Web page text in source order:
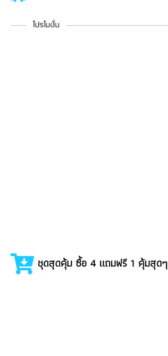
ชุดสุดคุ้ม ซื้อ 4 แถมฟรี 1 คุ้มสุดๆ